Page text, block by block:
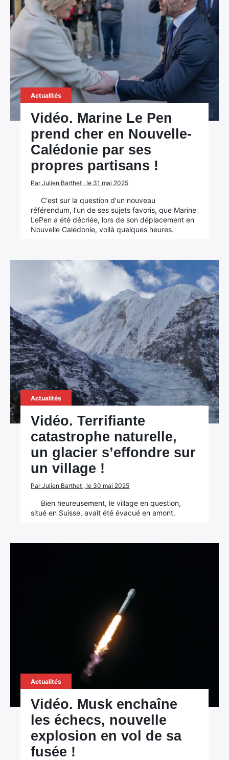
Actualités
Vidéo. Marine Le Pen
prend cher en Nouvelle-
Calédonie par ses
propres partisans !
Par Julien Barthet , le 31 mai 2025
C'est sur la question d'un nouveau
référendum, l'un de ses sujets favoris, que Marine
LePen a été décriée, lors de son déplacement en
Nouvelle Calédonie, voilà quelques heures.
Actualités
Vidéo. Terrifiante
catastrophe naturelle,
un glacier s’effondre sur
un village !
Par Julien Barthet , le 30 mai 2025
Bien heureusement, le village en question,
situé en Suisse, avait été évacué en amont.
Actualités
Vidéo. Musk enchaîne
les échecs, nouvelle
explosion en vol de sa
fusée !